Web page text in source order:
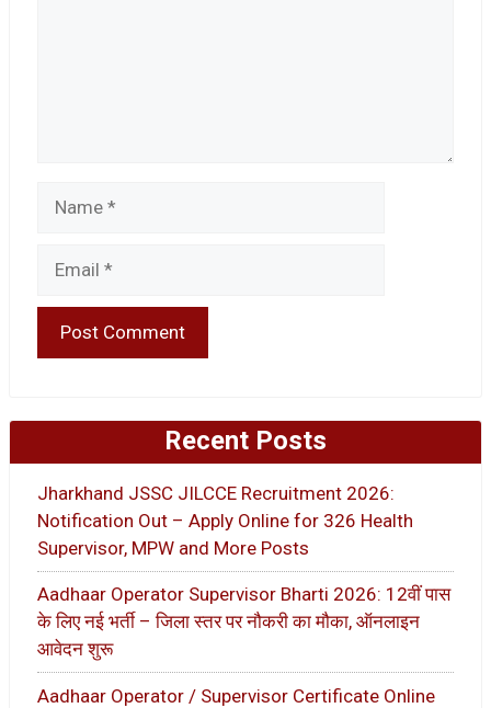
Recent Posts
Jharkhand JSSC JILCCE Recruitment 2026:
Notification Out – Apply Online for 326 Health
Supervisor, MPW and More Posts
Aadhaar Operator Supervisor Bharti 2026: 12वीं पास
के लिए नई भर्ती – जिला स्तर पर नौकरी का मौका, ऑनलाइन
आवेदन शुरू
Aadhaar Operator / Supervisor Certificate Online